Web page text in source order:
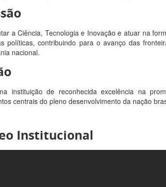
a Ciência, Tecnologia e Inovação e atuar na
políticas, contribuindo para o avanço das
nacional.
instituição de reconhecida excelência na
centrais do pleno desenvolvimento da nação
Institucional